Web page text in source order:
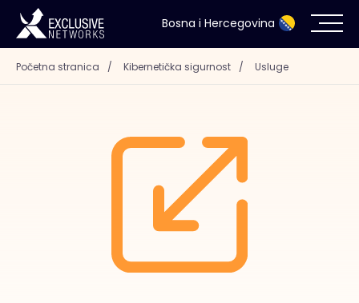
Bosna i Hercegovina
Kibernetička sigurnost
Početna stranica / Kibernetička sigurnost / Usluge